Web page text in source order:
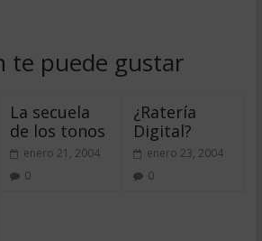
te puede gustar
La secuela
de los tonos
enero 21, 2004
0
¿Ratería
Digital?
enero 23, 2004
0